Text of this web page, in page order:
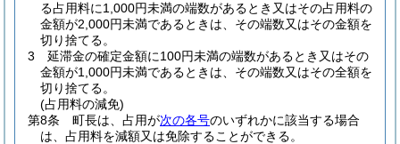
る占用料に1,000円未満の端数があるとき又はその占用料の
金額が2,000円未満であるときは、その端数又はその金額を
切り捨てる。
3
延滞金の確定金額に100円未満の端数があるとき又はその
金額が1,000円未満であるときは、その端数又はその全額を
切り捨てる。
(占用料の減免)
第8条
町長は、占用が次の各号のいずれかに該当する場合
は、占用料を減額又は免除することができる。